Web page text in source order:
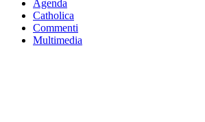
Agenda
Catholica
Commenti
Multimedia